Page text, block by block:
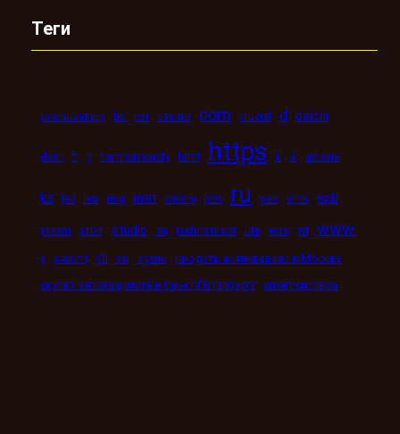
Теги
astronbuildings bb car casino com crucial d daichi
dveri fi g harmoniously html https ii iii iphone
kz led les mig mint online pro ru seo sms spb
steam stolf studio su technorosst utp was wi www
x xiaomi xn xxi кухни
продать антиквариат в Москве
скупка антиквариата в Санкт-Петербурге сплит-система